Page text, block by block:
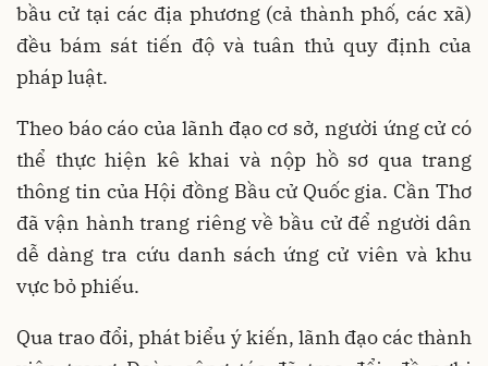
bầu cử tại các địa phương (cả thành phố, các xã)
đều bám sát tiến độ và tuân thủ quy định của
pháp luật.
Theo báo cáo của lãnh đạo cơ sở, người ứng cử có
thể thực hiện kê khai và nộp hồ sơ qua trang
thông tin của Hội đồng Bầu cử Quốc gia. Cần Thơ
đã vận hành trang riêng về bầu cử để người dân
dễ dàng tra cứu danh sách ứng cử viên và khu
vực bỏ phiếu.
Qua trao đổi, phát biểu ý kiến, lãnh đạo các thành